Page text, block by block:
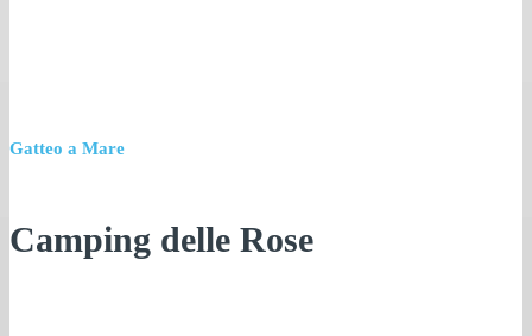
Gatteo a Mare
Camping delle Rose